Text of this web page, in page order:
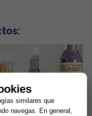
similares que
navegas. En general,